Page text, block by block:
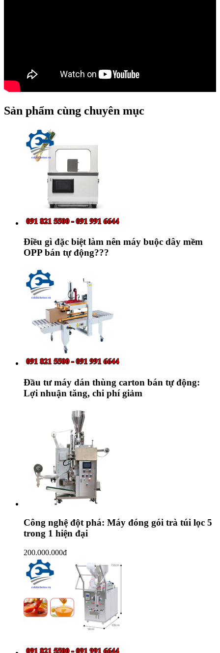
Sản phẩm cùng chuyên mục
Điều gì đặc biệt làm nên máy buộc dây mềm
OPP bán tự động???
Đầu tư máy dán thùng carton bán tự động:
Lợi nhuận tăng, chi phí giảm
Công nghệ đột phá: Máy đóng gói trà túi lọc 5
trong 1 hiện đại
200.000.000đ